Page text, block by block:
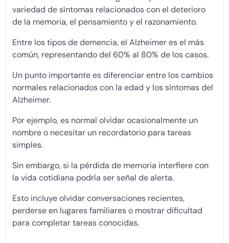
variedad de síntomas relacionados con el deterioro
de la memoria, el pensamiento y el razonamiento.
Entre los tipos de demencia, el Alzheimer es el más
común, representando del 60% al 80% de los casos.
Un punto importante es diferenciar entre los cambios
normales relacionados con la edad y los síntomas del
Alzheimer.
Por ejemplo, es normal olvidar ocasionalmente un
nombre o necesitar un recordatorio para tareas
simples.
Sin embargo, si la pérdida de memoria interfiere con
la vida cotidiana podría ser señal de alerta.
Esto incluye olvidar conversaciones recientes,
perderse en lugares familiares o mostrar dificultad
para completar tareas conocidas.